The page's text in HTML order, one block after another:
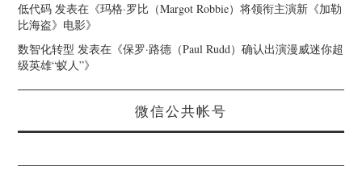
低代码 发表在《玛格·罗比（Margot Robbie）将领衔主演新《加勒
比海盗》电影》
数智化转型 发表在《保罗·路德（Paul Rudd）确认出演漫威迷你超
级英雄“蚁人”》
微信公共帐号